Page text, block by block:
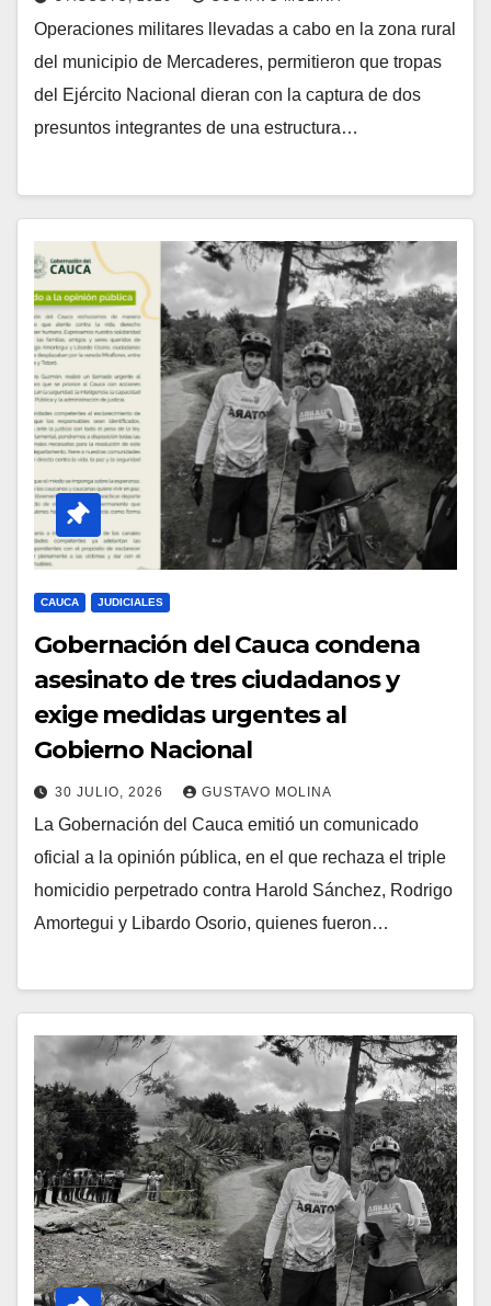
Operaciones militares llevadas a cabo en la zona rural
del municipio de Mercaderes, permitieron que tropas
del Ejército Nacional dieran con la captura de dos
presuntos integrantes de una estructura…
CAUCA JUDICIALES
Gobernación del Cauca condena
asesinato de tres ciudadanos y
exige medidas urgentes al
Gobierno Nacional
30 JULIO, 2026 GUSTAVO MOLINA
La Gobernación del Cauca emitió un comunicado
oficial a la opinión pública, en el que rechaza el triple
homicidio perpetrado contra Harold Sánchez, Rodrigo
Amortegui y Libardo Osorio, quienes fueron…